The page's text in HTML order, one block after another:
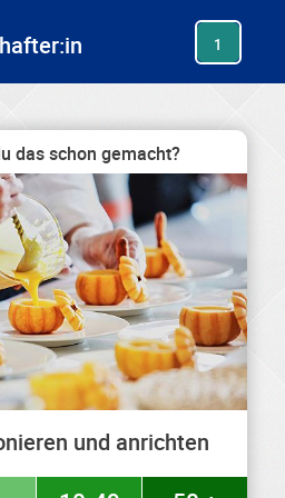
1
das schon gemacht?
und anrichten